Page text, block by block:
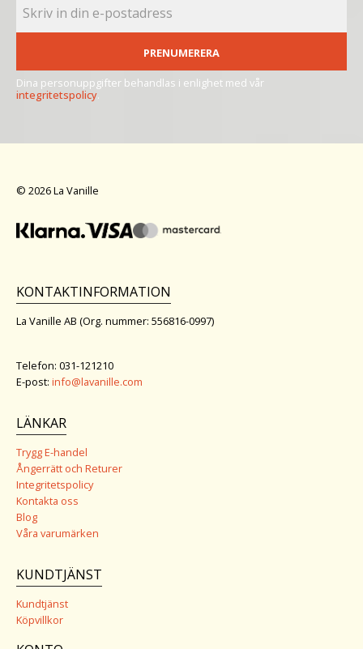
PRENUMERERA
Dina personuppgifter behandlas i enlighet med vår
integritetspolicy.
© 2026 La Vanille
KONTAKTINFORMATION
La Vanille AB (Org. nummer: 556816-0997)
Telefon: 031-121210
E-post: info@lavanille.com
LÄNKAR
Trygg E-handel
Ångerrätt och Returer
Integritetspolicy
Kontakta oss
Blog
Våra varumärken
KUNDTJÄNST
Kundtjänst
Köpvillkor